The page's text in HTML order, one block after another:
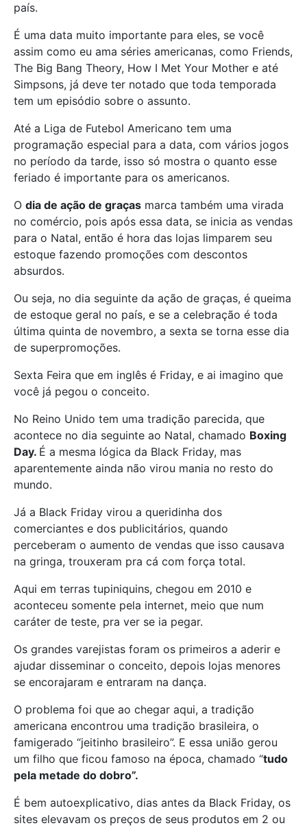
país.
É uma data muito importante para eles, se você
assim como eu ama séries americanas, como Friends,
The Big Bang Theory, How I Met Your Mother e até
Simpsons, já deve ter notado que toda temporada
tem um episódio sobre o assunto.
Até a Liga de Futebol Americano tem uma
programação especial para a data, com vários jogos
no período da tarde, isso só mostra o quanto esse
feriado é importante para os americanos.
O dia de ação de graças marca também uma virada
no comércio, pois após essa data, se inicia as vendas
para o Natal, então é hora das lojas limparem seu
estoque fazendo promoções com descontos
absurdos.
Ou seja, no dia seguinte da ação de graças, é queima
de estoque geral no país, e se a celebração é toda
última quinta de novembro, a sexta se torna esse dia
de superpromoções.
Sexta Feira que em inglês é Friday, e ai imagino que
você já pegou o conceito.
No Reino Unido tem uma tradição parecida, que
acontece no dia seguinte ao Natal, chamado Boxing
Day. É a mesma lógica da Black Friday, mas
aparentemente ainda não virou mania no resto do
mundo.
Já a Black Friday virou a queridinha dos
comerciantes e dos publicitários, quando
perceberam o aumento de vendas que isso causava
na gringa, trouxeram pra cá com força total.
Aqui em terras tupiniquins, chegou em 2010 e
aconteceu somente pela internet, meio que num
caráter de teste, pra ver se ia pegar.
Os grandes varejistas foram os primeiros a aderir e
ajudar disseminar o conceito, depois lojas menores
se encorajaram e entraram na dança.
O problema foi que ao chegar aqui, a tradição
americana encontrou uma tradição brasileira, o
famigerado “jeitinho brasileiro”. E essa união gerou
um filho que ficou famoso na época, chamado “tudo
pela metade do dobro”.
É bem autoexplicativo, dias antes da Black Friday, os
sites elevavam os preços de seus produtos em 2 ou